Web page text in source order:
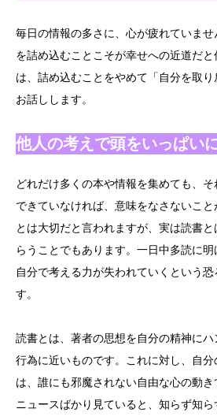
毎日の情報の多さに、心が疲れていま
を詰め込むことこそが幸せへの近道だと
は、詰め込むことをやめて「自分を取
お話しします。
他人の考えで頭をいっぱい
どれだけ多くの本や情報を集めても、
できていなければ、意味をなさないこ
とは大切だと言われますが、実は読書
らうことでもあります。一日中多読に
自分で考える力が失われていくという
す。
読書とは、著者の思想を自分の精神に
行為に近いものです。これに対し、自
は、誰にも邪魔されない自由な心の動
ニュースばかり見ていると、知らず知